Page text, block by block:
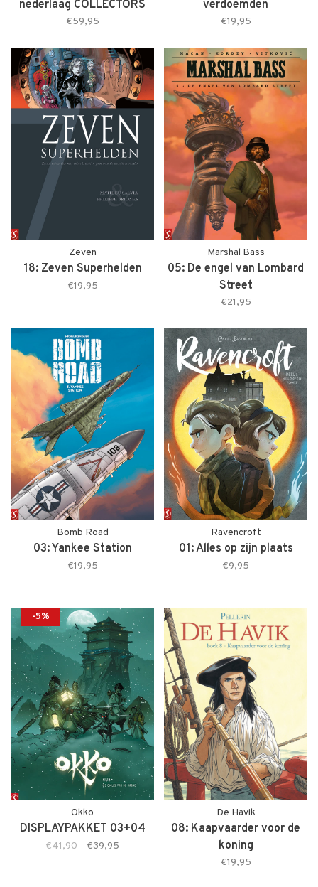
nederlaag COLLECTORS
EDITION
€59,95
verdoemden
€19,95
Zeven
18: Zeven Superhelden
€19,95
Marshal Bass
05: De engel van Lombard
Street
€21,95
Bomb Road
03: Yankee Station
€19,95
Ravencroft
01: Alles op zijn plaats
€9,95
-5%
Okko
DISPLAYPAKKET 03+04
€41,90 €39,95
De Havik
08: Kaapvaarder voor de
koning
€19,95